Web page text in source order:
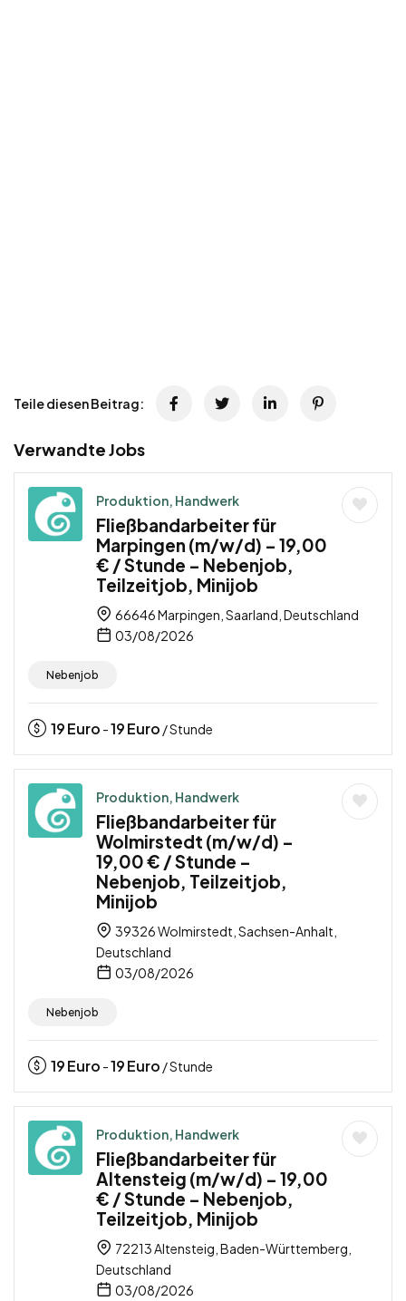
Teile diesen Beitrag:
Verwandte Jobs
Produktion, Handwerk
Fließbandarbeiter für
Marpingen (m/w/d) – 19,00
€ / Stunde – Nebenjob,
Teilzeitjob, Minijob
66646 Marpingen, Saarland, Deutschland
03/08/2026
Nebenjob
19Euro -19Euro / Stunde
Produktion, Handwerk
Fließbandarbeiter für
Wolmirstedt (m/w/d) –
19,00 € / Stunde –
Nebenjob, Teilzeitjob,
Minijob
39326 Wolmirstedt, Sachsen-Anhalt,
Deutschland
03/08/2026
Nebenjob
19Euro -19Euro / Stunde
Produktion, Handwerk
Fließbandarbeiter für
Altensteig (m/w/d) – 19,00
€ / Stunde – Nebenjob,
Teilzeitjob, Minijob
72213 Altensteig, Baden-Württemberg,
Deutschland
03/08/2026